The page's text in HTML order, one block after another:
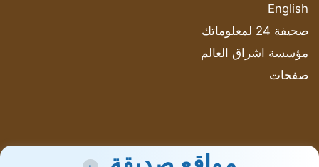
English
صحيفة 24 لمعلوماتك
مؤسسة اشراق العالم
صفحات